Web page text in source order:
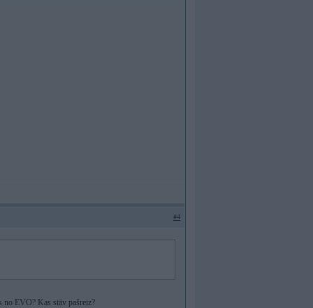
#4
no EVO? Kas stāv pašreiz?